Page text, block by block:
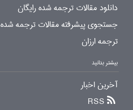
دانلود مقالات ترجمه شده رایگان
جستجوی پیشرفته مقالات ترجمه شده
ترجمه ارزان
بیشتر بدانید
آخرین اخبار
RSS